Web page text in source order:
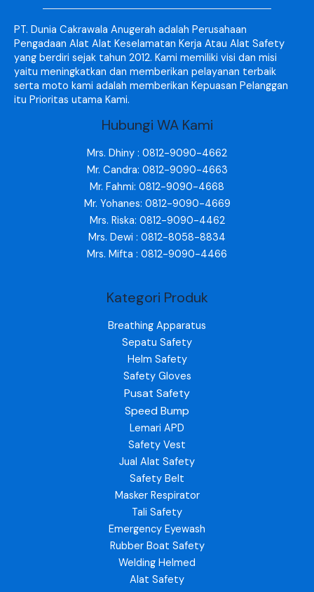
PT. Dunia Cakrawala Anugerah adalah Perusahaan
Pengadaan Alat Alat Keselamatan Kerja Atau Alat Safety
yang berdiri sejak tahun 2012. Kami memiliki visi dan misi
yaitu meningkatkan dan memberikan pelayanan terbaik
serta moto kami adalah memberikan Kepuasan Pelanggan
itu Prioritas utama Kami.
Hubungi WA Kami
Mrs. Dhiny : 0812-9090-4662
Mr. Candra: 0812-9090-4663
Mr. Fahmi: 0812-9090-4668
Mr. Yohanes: 0812-9090-4669
Mrs. Riska: 0812-9090-4462
Mrs. Dewi : 0812-8058-8834
Mrs. Mifta : 0812-9090-4466
Kategori Produk
Breathing Apparatus
Sepatu Safety
Helm Safety
Safety Gloves
Pusat Safety
Speed Bump
Lemari APD
Safety Vest
Jual Alat Safety
Safety Belt
Masker Respirator
Tali Safety
Emergency Eyewash
Rubber Boat Safety
Welding Helmed
Alat Safety